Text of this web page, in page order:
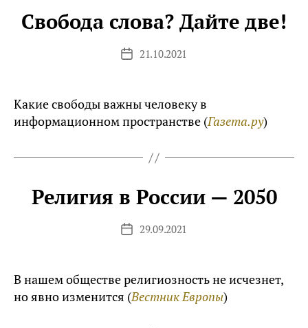
Свобода слова? Дайте две!
Дата21.10.2021
Какие свободы важны человеку в
информационном пространстве (Газета.ру)
Религия в России — 2050
Дата29.09.2021
В нашем обществе религиозность не исчезнет,
но явно изменится (Вестник Европы)